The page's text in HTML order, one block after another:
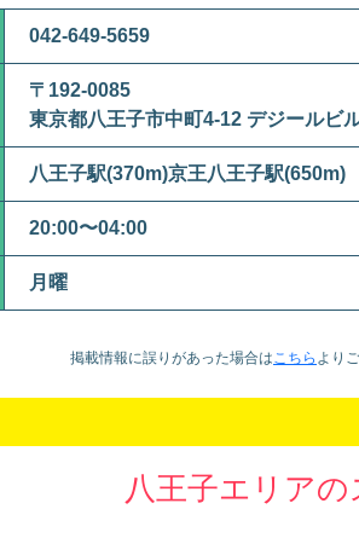
042-649-5659
〒192-0085
東京都八王子市中町4-12 デジールビ
八王子駅(370m)京王八王子駅(650m)
20:00〜04:00
月曜
掲載情報に誤りがあった場合はこちら より
八王子エリアの